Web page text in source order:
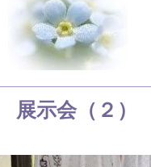
展示会（２）